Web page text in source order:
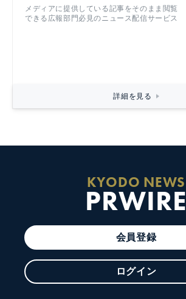
メディアに提供している記事をそのまま閲覧
できる広報部門必見のニュース配信サービス
詳細を見る
KYODO NEWS
PRWIRE
会員登録
ログイン